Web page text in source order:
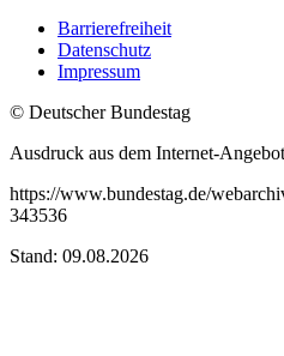
Barrierefreiheit
Datenschutz
Impressum
© Deutscher Bundestag
Ausdruck aus dem Internet-
https://www.bundestag.de/
343536
Stand: 09.08.2026